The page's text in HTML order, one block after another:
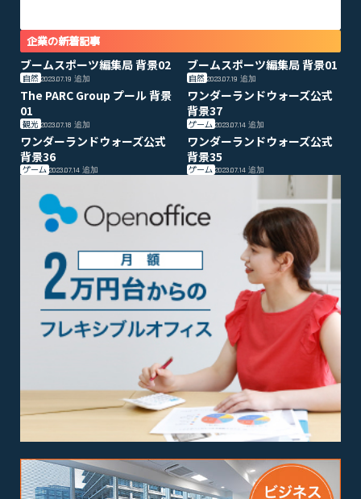
企業の新着記事
ブームスポーツ編集局 背景02
自然 2023.07.19 追加
ブームスポーツ編集局 背景01
自然 2023.07.19追加
The PARC Group プール 背景
01
観光 2023.07.18 追加
ワンダーランドウォーズ公式
背景37
ゲーム 2023.07.14追加
ワンダーランドウォーズ公式
背景36
ゲーム 2023.07.14 追加
ワンダーランドウォーズ公式
背景35
ゲーム 2023.07.14追加